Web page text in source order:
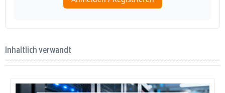
Inhaltlich verwandt